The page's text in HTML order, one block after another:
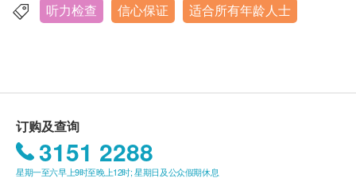
本身体检查计划有效期为一年，客户必须于一年内(由
确认付款日期起计)接受有关检查，客户需提前预约相
心不会提供实体报告及纸本报告。
AI眼底相机健康筛查: 健康筛查当天由中心工作人员讲
解报告，本中心会即时提供实体报告。
倾耳听听力中心 - 九龙旺角弥敦道688号旺角中心一期1422
听力检查 信心保证 适合所有年龄人士
订购及查询
3151 2288
星期一至六早上9时至晚上12时; 星期日及公众假期休息